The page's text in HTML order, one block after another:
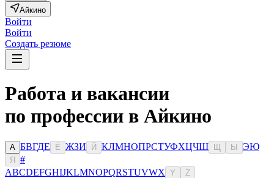
Айкино
Войти
Войти
Создать резюме
Работа и вакансии
по профессии в Айкино
А БВГДЕ Ё ЖЗИ Й КЛМНОПРСТУФХЦЧШ Ы ЭЮ
Я
#
ABCDEFGHIJKLMNOPQRSTUVWX Y Z